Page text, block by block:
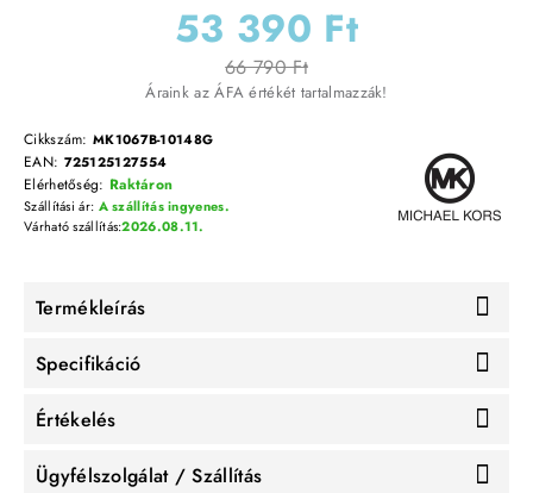
53 390 Ft
66 790 Ft
Áraink az ÁFA értékét tartalmazzák!
Cikkszám: MK1067B-10148G
EAN: 725125127554
Elérhetőség: Raktáron
Várható szállítás:2026.08.11.
Szállítási ár: A szállítás ingyenes.
Termékleírás
Specifikáció
Értékelés
Ügyfélszolgálat / Szállítás